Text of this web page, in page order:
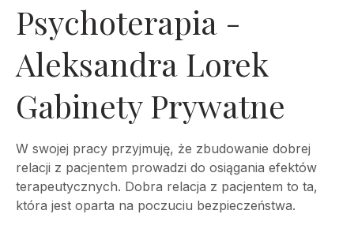
Psychoterapia -
Aleksandra Lorek
Gabinety Prywatne
W swojej pracy przyjmuję, że zbudowanie dobrej
relacji z pacjentem prowadzi do osiągania efektów
terapeutycznych. Dobra relacja z pacjentem to ta,
która jest oparta na poczuciu bezpieczeństwa.